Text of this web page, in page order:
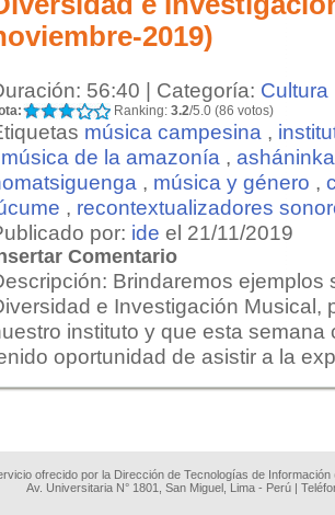
2019)
56:40 | Categoría: Cultura
Ranking: 3.2/5.0 (86 votos)
música campesina ,
música de la amazonía , asháninka
, música y género ,
, recontextualizadores
por: ide el 21/11/2019
Comentario
Brindaremos ejemplos
e Investigación Musical,
instituto y que esta semana
oportunidad de asistir a la
ofrecido por la Dirección de Tecnologías de
Av. Universitaria N° 1801, San Miguel, Lima - Perú |